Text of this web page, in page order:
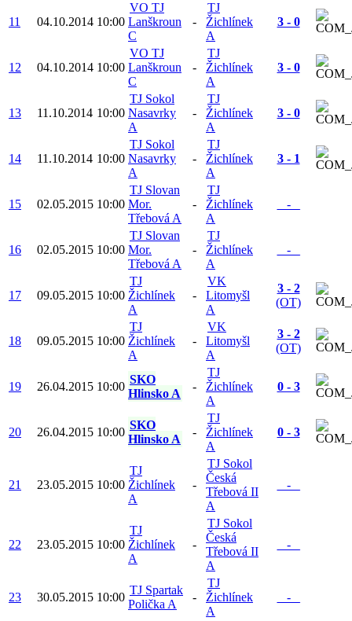
11 04.10.2014 10:00
VO TJ
Lanškroun
C
-
TJ
Žichlínek
A
3 - 0
12 04.10.2014 10:00
VO TJ
Lanškroun
C
-
TJ
Žichlínek
A
3 - 0
13 11.10.2014 10:00
TJ Sokol
Nasavrky
A
-
TJ
Žichlínek
A
3 - 0
14 11.10.2014 10:00
TJ Sokol
Nasavrky
A
-
TJ
Žichlínek
A
3 - 1
15 02.05.2015 10:00
TJ Slovan
Mor.
Třebová A
-
TJ
Žichlínek
A
_ - _
16 02.05.2015 10:00
TJ Slovan
Mor.
Třebová A
-
TJ
Žichlínek
A
_ - _
17 09.05.2015 10:00
TJ
Žichlínek
A
-
VK
Litomyšl
A
3 - 2
(OT)
18 09.05.2015 10:00
TJ
Žichlínek
A
-
VK
Litomyšl
A
3 - 2
(OT)
19 26.04.2015 10:00
SKO
Hlinsko A
-
TJ
Žichlínek
A
0 - 3
20 26.04.2015 10:00
SKO
Hlinsko A
-
TJ
Žichlínek
A
0 - 3
21 23.05.2015 10:00
TJ
Žichlínek
A
-
TJ Sokol
Česká
Třebová II
A
_ - _
22 23.05.2015 10:00
TJ
Žichlínek
A
-
TJ Sokol
Česká
Třebová II
A
_ - _
23 30.05.2015 10:00
TJ Spartak
Polička A
-
TJ
Žichlínek
A
_ - _